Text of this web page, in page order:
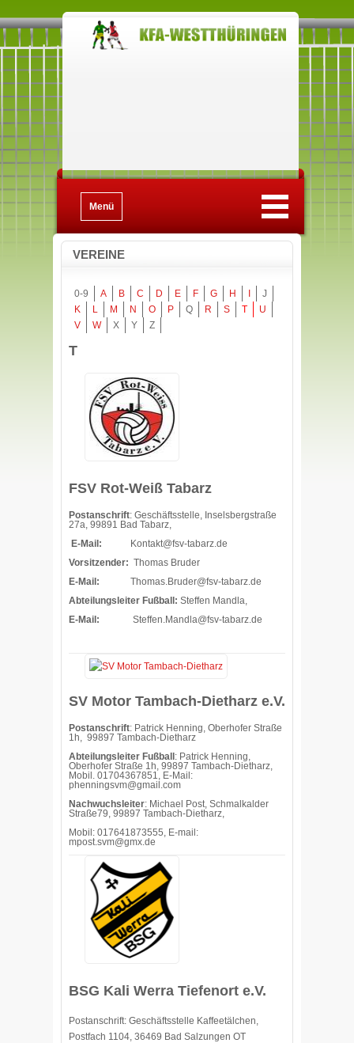
Menü
VEREINE
0-9 A B C D E F G H
J
K
L M N O P Q R S T
U
V
W X Y Z
T
FSV Rot-Weiß Tabarz
Postanschrift: Geschäftsstelle, Inselsbergstraße
27a, 99891 Bad Tabarz,
E-Mail: Kontakt@fsv-tabarz.de
Vorsitzender: Thomas Bruder
E-Mail: Thomas.Bruder@fsv-tabarz.de
Abteilungsleiter Fußball: Steffen Mandla,
E-Mail: Steffen.Mandla@fsv-tabarz.de
SV Motor Tambach-Dietharz e.V.
Postanschrift: Patrick Henning, Oberhofer Straße
1h, 99897 Tambach-Dietharz
Abteilungsleiter Fußball : Patrick Henning,
Oberhofer Straße 1h, 99897 Tambach-Dietharz,
Mobil. 01704367851, E-Mail:
phenningsvm@gmail.com
Nachwuchsleiter: Michael Post, Schmalkalder
Straße79, 99897 Tambach-Dietharz,
Mobil: 017641873555, E-mail:
mpost.svm@gmx.de
BSG Kali Werra Tiefenort e.V.
Postanschrift: Geschäftsstelle Kaffeetälchen,
Postfach 1104, 36469 Bad Salzungen OT